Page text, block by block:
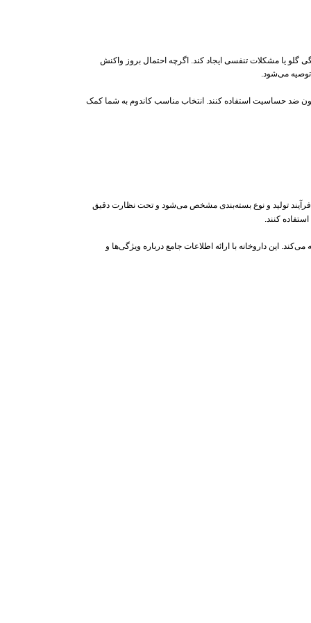
یا مشکلات تنفسی ایجاد کند. اگرچه احتمال بروز واکنش
توصیه می‌شود.
ضد حساسیت استفاده کنند. انتخاب مناسب کاندوم به شما کمک
تولید و نوع بسته‌بندی مشخص می‌شود و تحت نظارت دقیق
کنند.
این داروخانه با ارائه اطلاعات جامع درباره ویژگی‌ها و